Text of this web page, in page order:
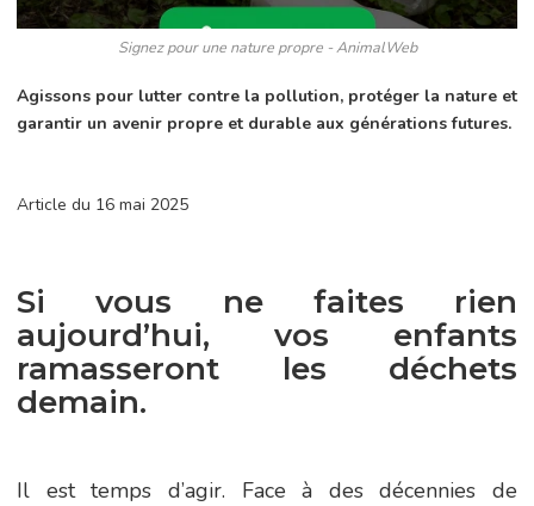
Signez pour une nature propre - AnimalWeb
Agissons pour lutter contre la pollution, protéger la nature et
garantir un avenir propre et durable aux générations futures.
Article du 16 mai 2025
Si vous ne faites rien
aujourd’hui, vos enfants
ramasseront les déchets
demain.
Il est temps d’agir. Face à des décennies de